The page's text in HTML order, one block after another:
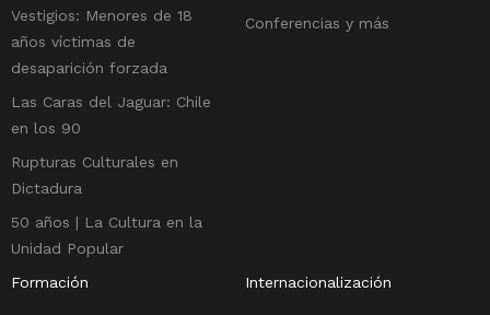
Vestigios: Menores de 18
años víctimas de
desaparición forzada
Las Caras del Jaguar: Chile
en los 90
Rupturas Culturales en
Dictadura
50 años | La Cultura en la
Unidad Popular
Conferencias y más
Formación Internacionalización